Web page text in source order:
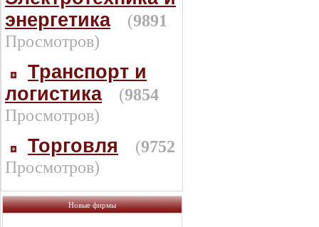
энергетика
(9891
Просмотров)
Транспорт и
логистика
(9854
Просмотров)
Торговля (9752
Просмотров)
Новые фирмы